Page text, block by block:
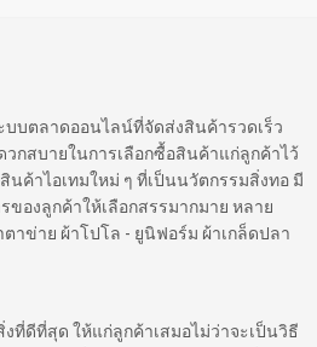
บบตลาดออนไลน์ที่จัดส่งสินค้ารวดเร็ว
กสบายในการเลือกซื้อสินค้าแก่ลูกค้าไว้
ค้าไอเทมใหม่ ๆ ที่เป็นนวัตกรรมสิ่งทอ มี
ของลูกค้าให้เลือกสรรมากมาย หลาย
าข่าย ผ้าโปโล - ยูนิฟอร์ม ผ้าเกล็ดปลา
ที่ดีที่สุด ให้แก่ลูกค้าเสมอไม่ว่าจะเป็นวิธี